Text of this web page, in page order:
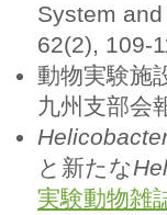
System
62(2), 109-
動物実験施
九州支部会
と新たな
実験動物雑